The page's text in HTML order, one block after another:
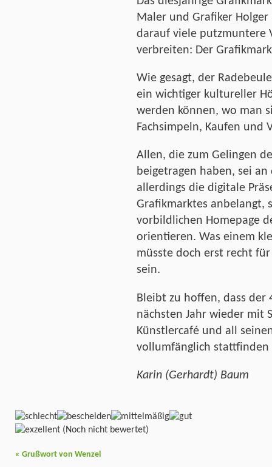
Maler und Grafiker
darauf viele putzmuntere
verbreiten: Der
Wie gesagt, der
ein wichtiger kultureller
werden können, wo man
Fachsimpeln, Kaufen und
Allen, die zum Gelingen
beigetragen haben, sei
allerdings die digitale
Grafikmarktes anbelangt,
vorbildlichen Homepage
orientieren. Was einem
müsste doch erst recht
sein.
Bleibt zu hoffen, dass der
nächsten Jahr wieder mit
Künstlercafé und all
vollumfänglich stattfinden
Karin (Gerhardt) Baum
(Noch nicht bewertet)
« Grußwort von Wenzel